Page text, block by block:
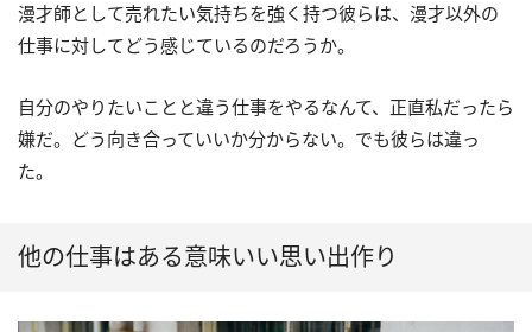
漫才師として売れたい気持ちを強く持つ彼らは、漫才以外の
仕事に対してどう感じているのだろうか。
自分のやりたいことと違う仕事をやるなんて、正直私だったら
嫌だ。どう向き合っていいか分からない。でも彼らは違っ
た。
他の仕事はある意味いい思い出作り